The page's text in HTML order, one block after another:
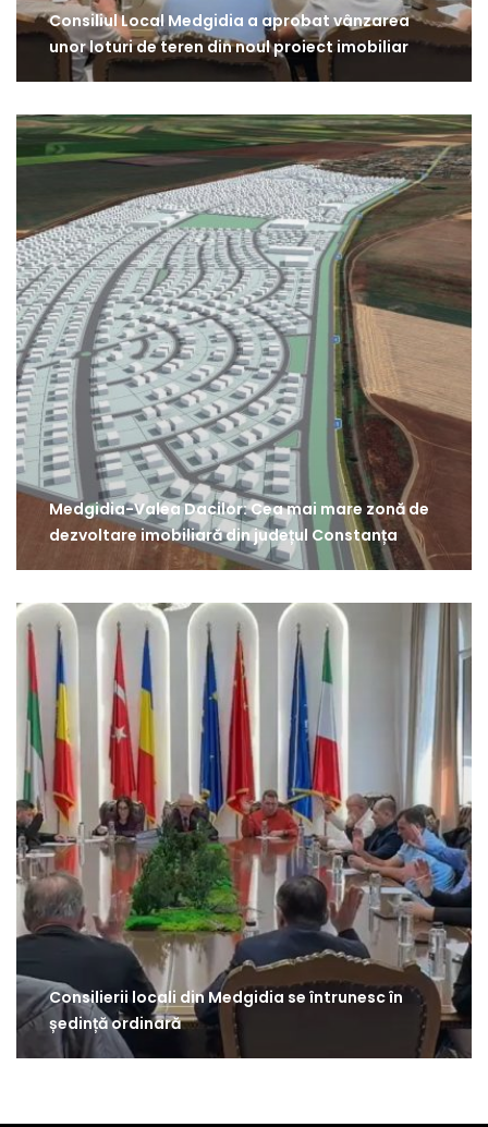
Consiliul Local Medgidia a aprobat vânzarea
unor loturi de teren din noul proiect imobiliar
Medgidia-Valea Dacilor: Cea mai mare zonă de
dezvoltare imobiliară din județul Constanța
Consilierii locali din Medgidia se întrunesc în
ședință ordinară